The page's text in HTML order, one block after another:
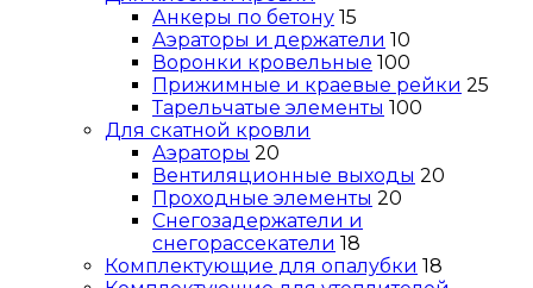
Анкеры по бетону 15
Аэраторы и держатели 10
Воронки кровельные 100
Прижимные и краевые рейки 25
Тарельчатые элементы 100
Для скатной кровли
Аэраторы 20
Вентиляционные выходы 20
Проходные элементы 20
Снегозадержатели и
снегорассекатели 18
Комплектующие для опалубки 18